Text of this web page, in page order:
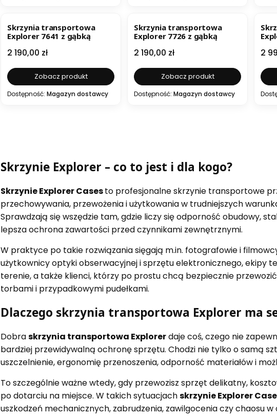
Skrzynia transportowa
Explorer 7641 z gąbką
Cena
2 190,00 zł
Zobacz produkt
Dostępność: Magazyn dostawcy
Skrzynia transportowa
Explorer 7726 z gąbką
Cena
2 190,00 zł
Zobacz produkt
Dostępność: Magazyn dostawcy
2
Skrzynie Explorer – co to jest i dla kogo?
Skrzynie Explorer Casesto profesjonalne skrzynie transportowe
przechowywania, przewożenia i użytkowania w trudniejszych
Sprawdzają się wszędzie tam, gdzie liczy się odporność obudowy,
lepsza ochrona zawartości przed czynnikami zewnętrznymi.
W praktyce po takie rozwiązania sięgają m.in. fotografowie i
użytkownicy optyki obserwacyjnej i sprzętu elektronicznego, ekipy
terenie, a także klienci, którzy po prostu chcą bezpiecznie
torbami i przypadkowymi pudełkami.
Dlaczego skrzynia transportowa Explorer ma
Dobraskrzynia transportowa Explorerdaje coś, czego nie
bardziej przewidywalną ochronę sprzętu. Chodzi nie tylko o samą
uszczelnienie, ergonomię przenoszenia, odporność materiałów i
To szczególnie ważne wtedy, gdy przewozisz sprzęt delikatny,
po dotarciu na miejsce. W takich sytuacjachskrzynie Explorer
uszkodzeń mechanicznych, zabrudzenia, zawilgocenia czy chaosu w